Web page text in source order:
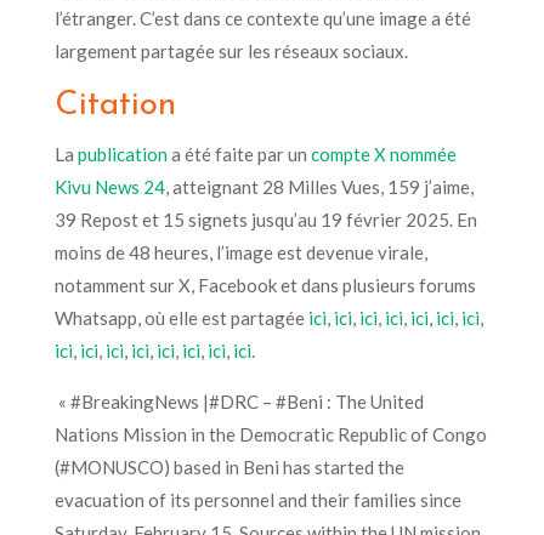
l’étranger. C’est dans ce contexte qu’une image a été
largement partagée sur les réseaux sociaux.
Citation
La publicationa été faite par un compte X nommée
Kivu News 24, atteignant 28 Milles Vues, 159 j’aime,
39 Repost et 15 signets jusqu’au 19 février 2025. En
moins de 48 heures, l’image est devenue virale,
notamment sur X, Facebook et dans plusieurs forums
Whatsapp, où elle est partagée ici, ici, ici, ici, ici, ici, ici,
ici, ici, ici, ici, ici, ici, ici, ici.
« #BreakingNews |#DRC – #Beni : The United
Nations Mission in the Democratic Republic of Congo
(#MONUSCO) based in Beni has started the
evacuation of its personnel and their families since